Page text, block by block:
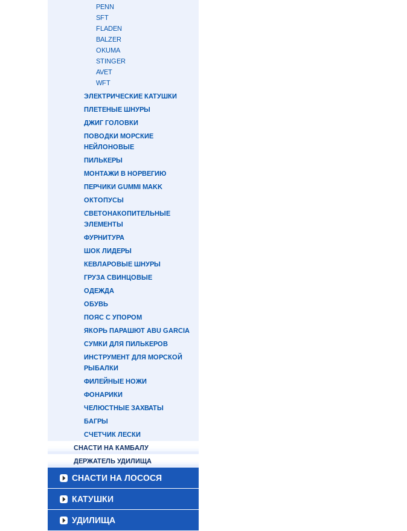
PENN
SFT
FLADEN
BALZER
OKUMA
STINGER
AVET
WFT
ЭЛЕКТРИЧЕСКИЕ КАТУШКИ
ПЛЕТЕНЫЕ ШНУРЫ
ДЖИГ ГОЛОВКИ
ПОВОДКИ МОРСКИЕ
НЕЙЛОНОВЫЕ
ПИЛЬКЕРЫ
МОНТАЖИ В НОРВЕГИЮ
ПЕРЧИКИ GUMMI MAKK
ОКТОПУСЫ
СВЕТОНАКОПИТЕЛЬНЫЕ
ЭЛЕМЕНТЫ
ФУРНИТУРА
ШОК ЛИДЕРЫ
КЕВЛАРОВЫЕ ШНУРЫ
ГРУЗА СВИНЦОВЫЕ
ОДЕЖДА
ОБУВЬ
ПОЯС С УПОРОМ
ЯКОРЬ ПАРАШЮТ ABU GARCIA
СУМКИ ДЛЯ ПИЛЬКЕРОВ
ИНСТРУМЕНТ ДЛЯ МОРСКОЙ
РЫБАЛКИ
ФИЛЕЙНЫЕ НОЖИ
ФОНАРИКИ
ЧЕЛЮСТНЫЕ ЗАХВАТЫ
БАГРЫ
СЧЕТЧИК ЛЕСКИ
СНАСТИ НА КАМБАЛУ
ДЕРЖАТЕЛЬ УДИЛИЩА
СНАСТИ НА ЛОСОСЯ
КАТУШКИ
УДИЛИЩА